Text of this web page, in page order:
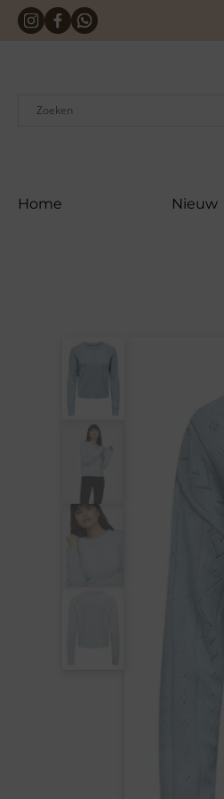
Skip
Home Nieuw